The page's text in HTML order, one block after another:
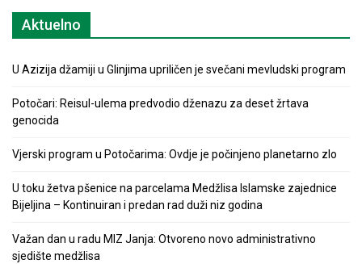
Aktuelno
U Azizija džamiji u Glinjima upriličen je svečani mevludski program
Potočari: Reisul-ulema predvodio dženazu za deset žrtava
genocida
Vjerski program u Potočarima: Ovdje je počinjeno planetarno zlo
U toku žetva pšenice na parcelama Medžlisa Islamske zajednice
Bijeljina – Kontinuiran i predan rad duži niz godina
Važan dan u radu MIZ Janja: Otvoreno novo administrativno
sjedište medžlisa